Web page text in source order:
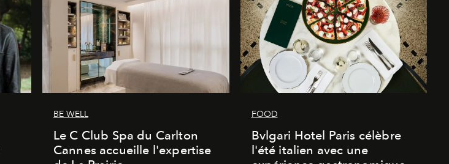
BE WELL
Le C Club Spa du Carlton
Cannes accueille l'expertise
FOOD
Bvlgari Hotel Paris célèbre
l'été italien avec une